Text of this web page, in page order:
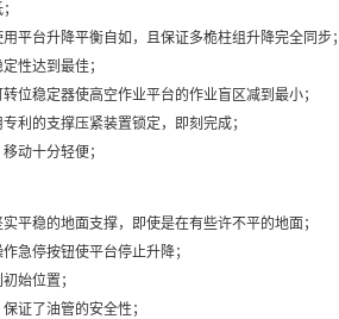
平台升降平衡自如，且保证多桅柱组升降完全同步；
性达到最佳；
位稳定器使高空作业平台的作业盲区减到最小；
利的支撑压紧装置锁定，即刻完成；
动十分轻便；
平稳的地面支撑，即使是在有些许不平的地面；
急停按钮使平台停止升降；
始位置；
证了油管的安全性；